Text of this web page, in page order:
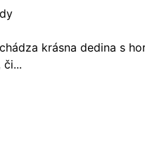
krásna dedina s
či...